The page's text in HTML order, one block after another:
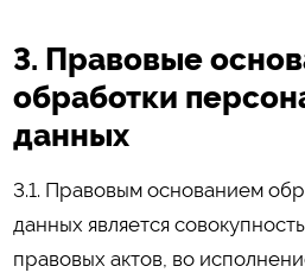
3. Правовые
обработки
данных
3.1. Правовым основанием
данных является
правовых актов, во